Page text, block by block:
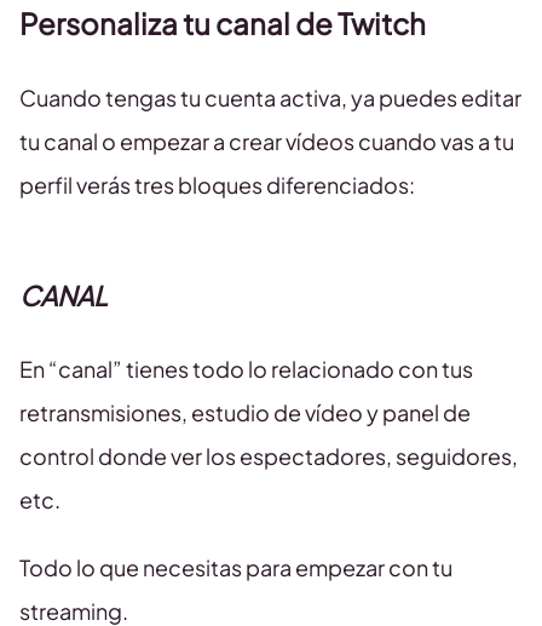
Personaliza tu canal de Twitch
Cuando tengas tu cuenta activa, ya puedes editar
tu canal o empezar a crear vídeos cuando vas a tu
perfil verás tres bloques diferenciados:
CANAL
En “canal” tienes todo lo relacionado con tus
retransmisiones, estudio de vídeo y panel de
control donde ver los espectadores, seguidores,
etc.
Todo lo que necesitas para empezar con tu
streaming.